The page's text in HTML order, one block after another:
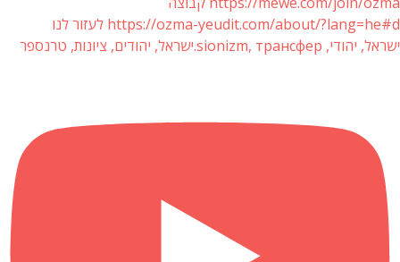
https://ozma-yeudit.com/about/?lang=he#d לעזור לנו
ישראל, יהודי, sionizm, трансфер.ישראל, יהודים, ציונות, טרנספר